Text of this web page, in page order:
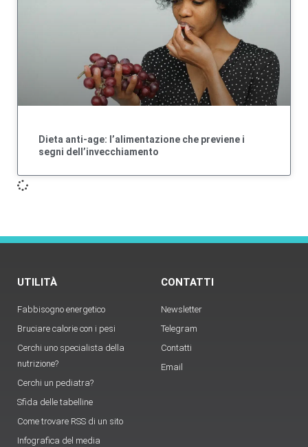
Dieta anti-age: l’alimentazione che previene i
segni dell’invecchiamento
UTILITÀ
Fabbisogno energetico
Bruciare calorie con i pesi
Cerchi uno specialista della
nutrizione?
Cerchi un pediatra?
Sfida delle tabelline
Come trovare RSS di un sito
Infografica del media
CONTATTI
Newsletter
Telegram
Contatti
Email